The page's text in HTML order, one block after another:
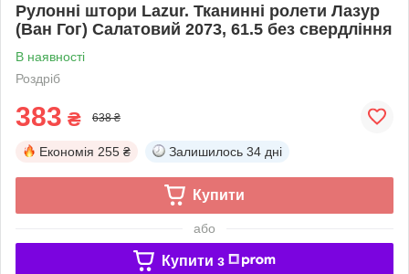
Рулонні штори Lazur. Тканинні ролети Лазур
(Ван Гог) Салатовий 2073, 61.5 без свердління
В наявності
Роздріб
383 ₴ 638 ₴
Економія 255 ₴ Залишилось 34 дні
Купити
або
Купити з